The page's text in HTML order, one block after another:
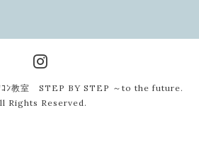
ｿｺﾝ教室 STEP BY STEP ～to the future.
Rights Reserved.